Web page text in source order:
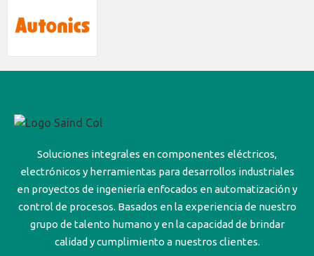
Soluciones integrales en componentes eléctricos,
electrónicos y herramientas para desarrollos industriales
en proyectos de ingeniería enfocados en automatización y
control de procesos. Basados en la experiencia de nuestro
grupo de talento humano y en la capacidad de brindar
calidad y cumplimiento a nuestros clientes.